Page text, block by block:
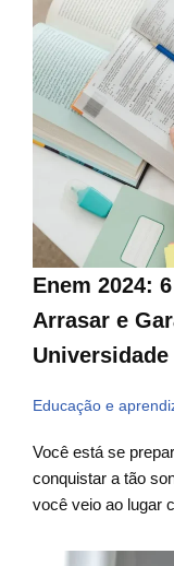
Enem 2024:
Arrasar e
Universidade
Educação e
Você está se
conquistar a tão
você veio ao lugar